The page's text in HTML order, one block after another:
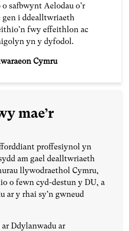
safbwynt Aelodau o’r
gen i ddealltwriaeth
fwy effeithlon ac
yn y dyfodol.
Cymru
mae’r
proffesiynol yn
am gael dealltwriaeth
llywodraethol Cymru,
o fewn cyd-destun y DU, a
ar y rhai sy’n gwneud
Ddylanwadu ar